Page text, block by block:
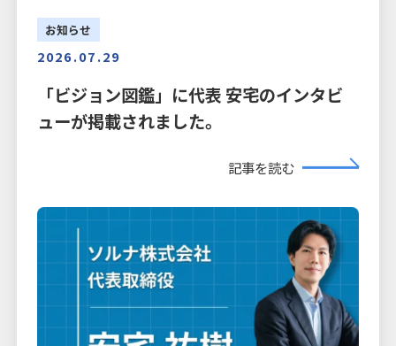
お知らせ
2026.07.29
「ビジョン図鑑」に代表 安宅のインタビ
ューが掲載されました。
記事を読む